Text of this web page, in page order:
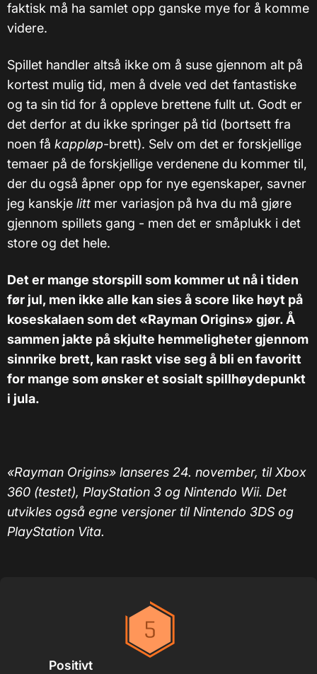
faktisk må ha samlet opp ganske mye for å komme
videre.
Spillet handler altså ikke om å suse gjennom alt på
kortest mulig tid, men å dvele ved det fantastiske
og ta sin tid for å oppleve brettene fullt ut. Godt er
det derfor at du ikke springer på tid (bortsett fra
noen få kappløp-brett). Selv om det er forskjellige
temaer på de forskjellige verdenene du kommer til,
der du også åpner opp for nye egenskaper, savner
jeg kanskje litt mer variasjon på hva du må gjøre
gjennom spillets gang - men det er småplukk i det
store og det hele.
Det er mange storspill som kommer ut nå i tiden
før jul, men ikke alle kan sies å score like høyt på
koseskalaen som det «Rayman Origins» gjør. Å
sammen jakte på skjulte hemmeligheter gjennom
sinnrike brett, kan raskt vise seg å bli en favoritt
for mange som ønsker et sosialt spillhøydepunkt
i jula.
«Rayman Origins» lanseres 24. november, til Xbox
360 (testet), PlayStation 3 og Nintendo Wii. Det
utvikles også egne versjoner til Nintendo 3DS og
PlayStation Vita.
Positivt